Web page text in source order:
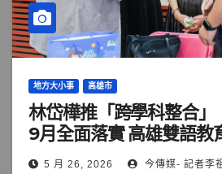
地方大小事 高雄市
林岱樺推「跨學科整合」
9月全面落實 高雄雙語教
5 月 26, 2026 今傳媒- 記者李